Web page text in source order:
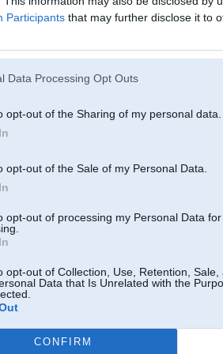
Participants that may further disclose it to
Data Processing Opt Outs
opt-out of the Sharing of my personal data.
opt-out of the Sale of my Personal Data.
opt-out of processing my Personal Data for
opt-out of Collection, Use, Retention, Sale,
Data that Is Unrelated with the
CONFIRM
mazais termostats
Es novēroju,ka tempratūra mēdz
par zemu? vai var būt vainīgs